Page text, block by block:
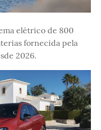
elétrico de 800
fornecida pela
2026.